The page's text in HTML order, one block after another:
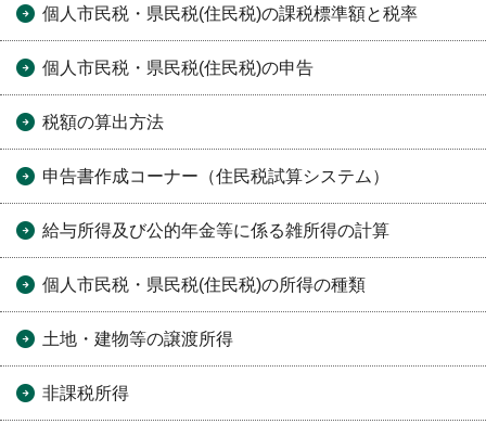
個人市民税・県民税(住民税)の課税標準額と税率
個人市民税・県民税(住民税)の申告
税額の算出方法
申告書作成コーナー（住民税試算システム）
給与所得及び公的年金等に係る雑所得の計算
個人市民税・県民税(住民税)の所得の種類
土地・建物等の譲渡所得
非課税所得